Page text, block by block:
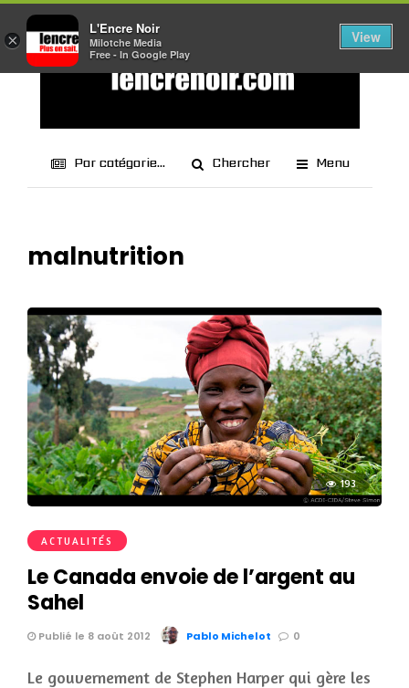
Par catégorie... Chercher Menu
malnutrition
193
ACTUALITÉS
Le Canada envoie de l’argent au
Sahel
Publié le 8 août 2012 Pablo Michelot 0
Le gouvernement de Stephen Harper qui gère les
×
L'Encre Noir
Milotche Media
Free - In Google Play
View